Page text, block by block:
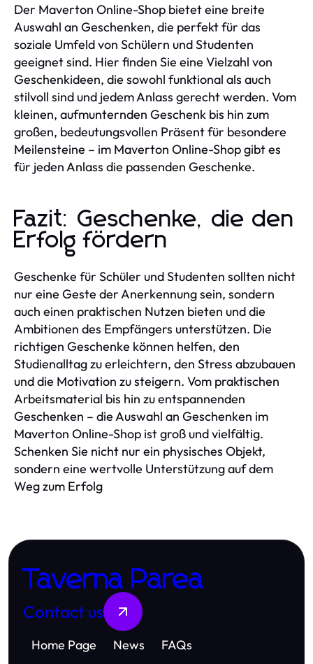
Der Maverton Online-Shop bietet eine breite
Auswahl an Geschenken, die perfekt für das
soziale Umfeld von Schülern und Studenten
geeignet sind. Hier finden Sie eine Vielzahl von
Geschenkideen, die sowohl funktional als auch
stilvoll sind und jedem Anlass gerecht werden. Vom
kleinen, aufmunternden Geschenk bis hin zum
großen, bedeutungsvollen Präsent für besondere
Meilensteine – im Maverton Online-Shop gibt es
für jeden Anlass die passenden Geschenke.
Fazit: Geschenke, die den
Erfolg fördern
Geschenke für Schüler und Studenten sollten nicht
nur eine Geste der Anerkennung sein, sondern
auch einen praktischen Nutzen bieten und die
Ambitionen des Empfängers unterstützen. Die
richtigen Geschenke können helfen, den
Studienalltag zu erleichtern, den Stress abzubauen
und die Motivation zu steigern. Vom praktischen
Arbeitsmaterial bis hin zu entspannenden
Geschenken – die Auswahl an Geschenken im
Maverton Online-Shop ist groß und vielfältig.
Schenken Sie nicht nur ein physisches Objekt,
sondern eine wertvolle Unterstützung auf dem
Weg zum Erfolg
Taverna Parea
Contact us
Home Page News
FAQs